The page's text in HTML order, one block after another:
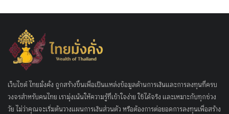
เว็บไซต์ ไทยมั่งคั่ง ถูกสร้างขึ้นเพื่อเป็นแหล่งข้อมูลด้านการเงินและการลงทุนที่ครบ
วงจรสำหรับคนไทย เรามุ่งเน้นให้ความรู้ที่เข้าใจง่าย ใช้ได้จริง และเหมาะกับทุกช่วง
วัย ไม่ว่าคุณจะเริ่มต้นวางแผนการเงินส่วนตัว หรือต้องการต่อยอดการลงทุนเพื่อสร้าง